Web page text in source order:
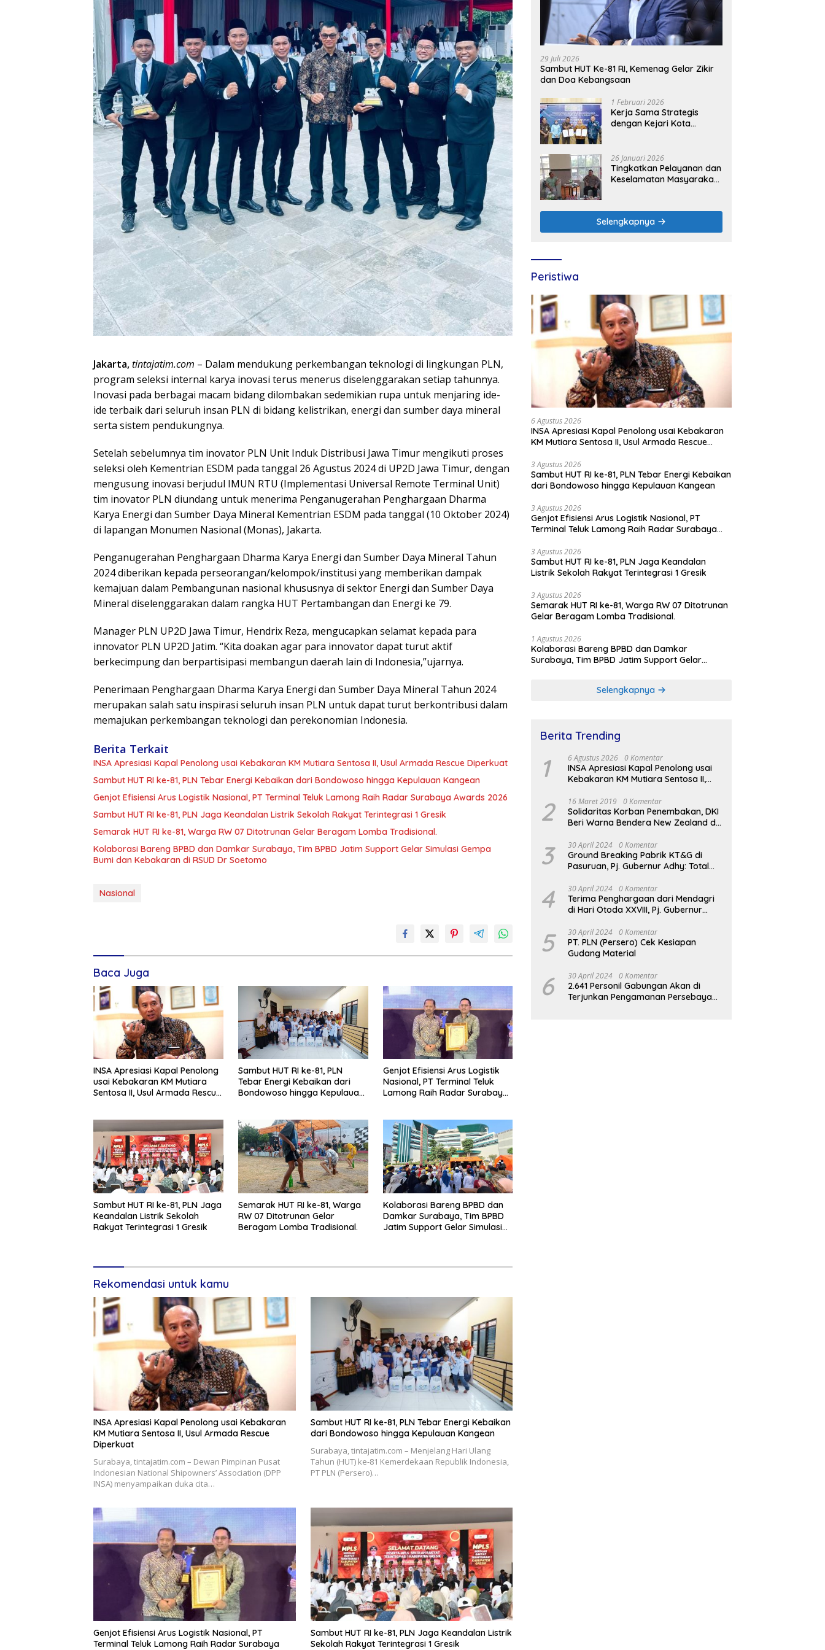
Jakarta,tintajatim.com – Dalam mendukung perkembangan teknologi di lingkungan PLN,
program seleksi internal karya inovasi terus menerus diselenggarakan setiap tahunnya.
Inovasi pada berbagai macam bidang dilombakan sedemikian rupa untuk menjaring ide-
ide terbaik dari seluruh insan PLN di bidang kelistrikan, energi dan sumber daya mineral
serta sistem pendukungnya.
Setelah sebelumnya tim inovator PLN Unit Induk Distribusi Jawa Timur mengikuti proses
seleksi oleh Kementrian ESDM pada tanggal 26 Agustus 2024 di UP2D Jawa Timur, dengan
mengusung inovasi berjudul IMUN RTU (Implementasi Universal Remote Terminal Unit)
tim inovator PLN diundang untuk menerima Penganugerahan Penghargaan Dharma
Karya Energi dan Sumber Daya Mineral Kementrian ESDM pada tanggal (10 Oktober 2024)
di lapangan Monumen Nasional (Monas), Jakarta.
Penganugerahan Penghargaan Dharma Karya Energi dan Sumber Daya Mineral Tahun
2024 diberikan kepada perseorangan/kelompok/institusi yang memberikan dampak
kemajuan dalam Pembangunan nasional khususnya di sektor Energi dan Sumber Daya
Mineral diselenggarakan dalam rangka HUT Pertambangan dan Energi ke 79.
Manager PLN UP2D Jawa Timur, Hendrix Reza, mengucapkan selamat kepada para
innovator PLN UP2D Jatim. “Kita doakan agar para innovator dapat turut aktif
berkecimpung dan berpartisipasi membangun daerah lain di Indonesia,”ujarnya.
Penerimaan Penghargaan Dharma Karya Energi dan Sumber Daya Mineral Tahun 2024
merupakan salah satu inspirasi seluruh insan PLN untuk dapat turut berkontribusi dalam
memajukan perkembangan teknologi dan perekonomian Indonesia.
Berita Terkait
INSA Apresiasi Kapal Penolong usai Kebakaran KM Mutiara Sentosa II, Usul Armada Rescue Diperkuat
Sambut HUT RI ke-81, PLN Tebar Energi Kebaikan dari Bondowoso hingga Kepulauan Kangean
Genjot Efisiensi Arus Logistik Nasional, PT Terminal Teluk Lamong Raih Radar Surabaya Awards 2026
Sambut HUT RI ke-81, PLN Jaga Keandalan Listrik Sekolah Rakyat Terintegrasi 1 Gresik
Semarak HUT RI ke-81, Warga RW 07 Ditotrunan Gelar Beragam Lomba Tradisional.
Kolaborasi Bareng BPBD dan Damkar Surabaya, Tim BPBD Jatim Support Gelar Simulasi Gempa
Bumi dan Kebakaran di RSUD Dr Soetomo
Nasional
Baca Juga
INSA Apresiasi Kapal Penolong
usai Kebakaran KM Mutiara
Sentosa II, Usul Armada Rescue
Sambut HUT RI ke-81, PLN
Tebar Energi Kebaikan dari
Bondowoso hingga Kepulauan
Genjot Efisiensi Arus Logistik
Nasional, PT Terminal Teluk
Lamong Raih Radar Surabaya
Sambut HUT RI ke-81, PLN Jaga
Keandalan Listrik Sekolah
Rakyat Terintegrasi 1 Gresik
Semarak HUT RI ke-81, Warga
RW 07 Ditotrunan Gelar
Beragam Lomba Tradisional.
Kolaborasi Bareng BPBD dan
Damkar Surabaya, Tim BPBD
Jatim Support Gelar Simulasi
Rekomendasi untuk kamu
INSA Apresiasi Kapal Penolong usai Kebakaran
KM Mutiara Sentosa II, Usul Armada Rescue
Diperkuat
Surabaya, tintajatim.com – Dewan Pimpinan Pusat
Indonesian National Shipowners’ Association (DPP
INSA) menyampaikan duka cita…
Sambut HUT RI ke-81, PLN Tebar Energi Kebaikan
dari Bondowoso hingga Kepulauan Kangean
Surabaya, tintajatim.com – Menjelang Hari Ulang
Tahun (HUT) ke-81 Kemerdekaan Republik Indonesia,
PT PLN (Persero)…
Genjot Efisiensi Arus Logistik Nasional, PT
Terminal Teluk Lamong Raih Radar Surabaya
Sambut HUT RI ke-81, PLN Jaga Keandalan Listrik
Sekolah Rakyat Terintegrasi 1 Gresik
29 Juli 2026
Sambut HUT Ke-81 RI, Kemenag Gelar Zikir
dan Doa Kebangsaan
1 Februari 2026
Kerja Sama Strategis
dengan Kejari Kota
Green Enabler di Jawa
Timur
26 Januari 2026
Tingkatkan Pelayanan dan
Keselamatan Masyarakat,
Polres Nganjuk
Selengkapnya
Peristiwa
6 Agustus 2026
INSA Apresiasi Kapal Penolong usai Kebakaran
KM Mutiara Sentosa II, Usul Armada Rescue
3 Agustus 2026
Sambut HUT RI ke-81, PLN Tebar Energi Kebaikan
dari Bondowoso hingga Kepulauan Kangean
3 Agustus 2026
Genjot Efisiensi Arus Logistik Nasional, PT
Terminal Teluk Lamong Raih Radar Surabaya
3 Agustus 2026
Sambut HUT RI ke-81, PLN Jaga Keandalan
Listrik Sekolah Rakyat Terintegrasi 1 Gresik
3 Agustus 2026
Semarak HUT RI ke-81, Warga RW 07 Ditotrunan
Gelar Beragam Lomba Tradisional.
1 Agustus 2026
Kolaborasi Bareng BPBD dan Damkar
Surabaya, Tim BPBD Jatim Support Gelar
Selengkapnya
Berita Trending
1 6 Agustus 2026 0 Komentar
INSA Apresiasi Kapal Penolong usai
Kebakaran KM Mutiara Sentosa II,
2 16 Maret 2019 0 Komentar
Solidaritas Korban Penembakan, DKI
Beri Warna Bendera New Zealand di
3 30 April 2024 0 Komentar
Ground Breaking Pabrik KT&G di
Pasuruan, Pj. Gubernur Adhy: Total
Serap Ribuan Tenaga Kerja
4 30 April 2024 0 Komentar
Terima Penghargaan dari Mendagri
di Hari Otoda XXVIII, Pj. Gubernur
Reformasi Birokrasi Jadi Kunci
Keberhasilan Jatim
5 30 April 2024 0 Komentar
PT. PLN (Persero) Cek Kesiapan
Gudang Material
6 30 April 2024 0 Komentar
2.641 Personil Gabungan Akan di
Terjunkan Pengamanan Persebaya